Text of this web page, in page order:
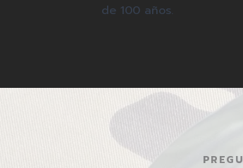
de 100 años.